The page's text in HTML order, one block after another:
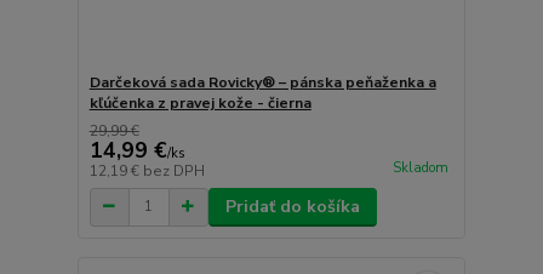
Darčeková sada Rovicky® – pánska peňaženka a
kľúčenka z pravej kože - čierna
29,99 €
14,99 €/ks
12,19 € bez DPH Skladom
Pridať do košíka